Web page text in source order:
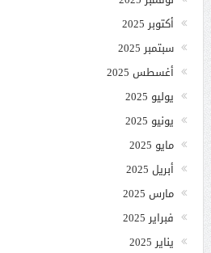
أكتوبر 2025
سبتمبر 2025
أغسطس 2025
يوليو 2025
يونيو 2025
مايو 2025
أبريل 2025
مارس 2025
فبراير 2025
يناير 2025